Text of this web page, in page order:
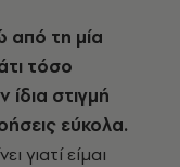
από τη μία
τόσο
ίδια στιγμή
εύκολα.
γιατί είμαι